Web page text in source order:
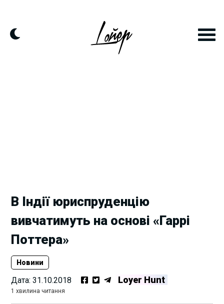
content
В Індії юриспруденцію
вивчатимуть на основі «Гаррі
Поттера»
Новини
Дата:31.10.2018 Loyer Hunt
1 хвилина читання